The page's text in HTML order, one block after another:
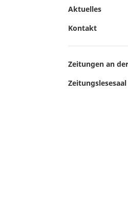
Aktuelles
Kontakt
Zeitungen an der
Zeitungslesesaal